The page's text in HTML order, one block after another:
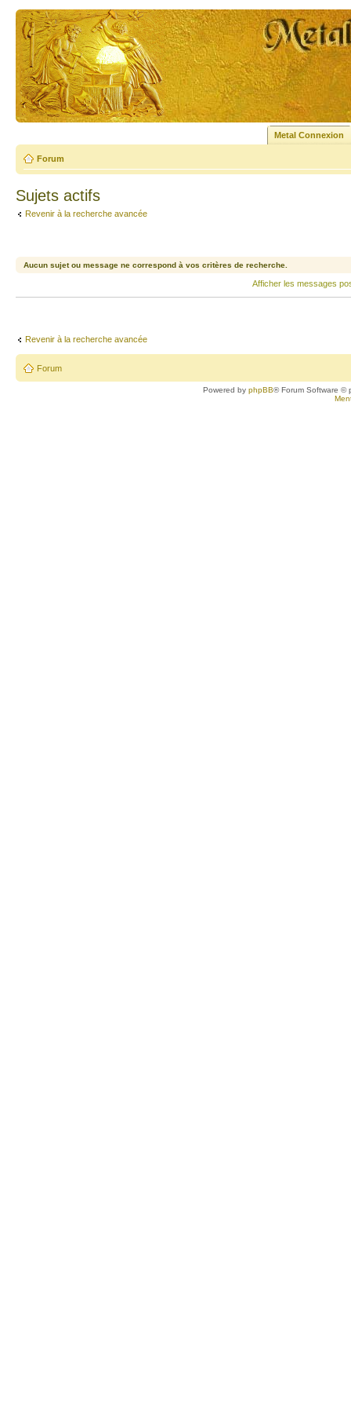
Metal Connexion
Forum
Sujets actifs
Revenir à la recherche avancée
Aucun sujet ou message ne correspond à vos critères de recherche.
Afficher les messages
Revenir à la recherche avancée
Forum
Powered byphpBB® Forum Software ©